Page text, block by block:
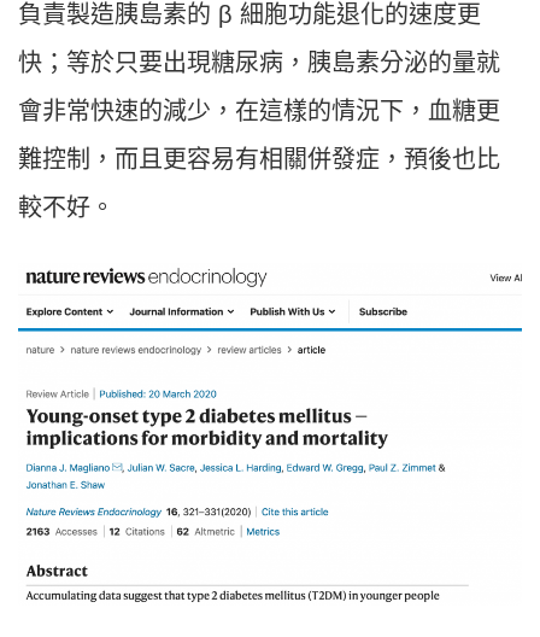
負責製造胰島素的 β 細胞功能退化的速度更
快；等於只要出現糖尿病，胰島素分泌的量就
會非常快速的減少，在這樣的情況下，血糖更
難控制，而且更容易有相關併發症，預後也比
較不好。